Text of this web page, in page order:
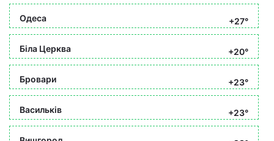
Одеса +27°
Біла Церква +20°
Бровари +23°
Васильків +23°